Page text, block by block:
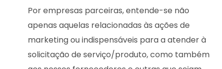
Por empresas parceiras, entende-se não
apenas aquelas relacionadas às ações de
marketing ou indispensáveis para a atender à
solicitação de serviço/produto, como também